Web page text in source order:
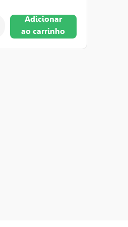
Adicionar
ao carrinho